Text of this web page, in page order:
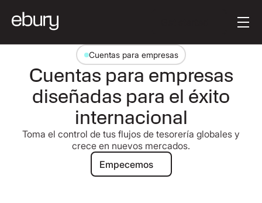
Cuentas para empresas
Cuentas para empresas
diseñadas para el éxito
internacional
Toma el control de tus flujos de tesorería globales y
crece en nuevos mercados.
Empecemos
Empecemos